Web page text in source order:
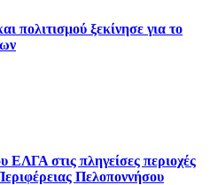
πολιτισμού ξεκίνησε για το
στις πληγείσες περιοχές
Πελοποννήσου